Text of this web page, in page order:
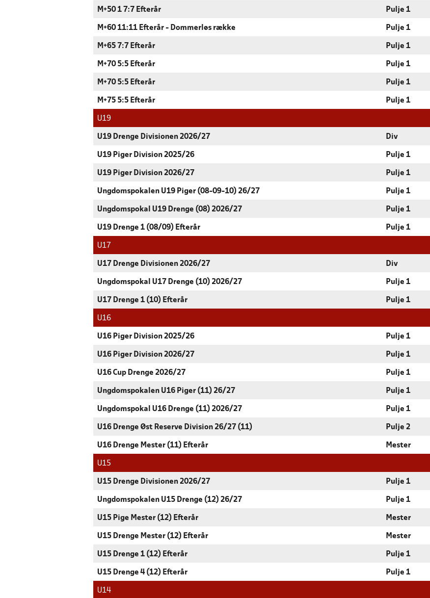
M+50 1 7:7 Efterår Pulje 1
M+60 11:11 Efterår - Dommerløs række Pulje 1
M+65 7:7 Efterår Pulje 1
M+70 5:5 Efterår Pulje 1
M+70 5:5 Efterår Pulje 1
M+75 5:5 Efterår Pulje 1
U19
U19 Drenge Divisionen 2026/27 Div
U19 Piger Division 2025/26 Pulje 1
U19 Piger Division 2026/27 Pulje 1
Ungdomspokalen U19 Piger (08-09-10) 26/27 Pulje 1
Ungdomspokal U19 Drenge (08) 2026/27 Pulje 1
U19 Drenge 1 (08/09) Efterår Pulje 1
U17
U17 Drenge Divisionen 2026/27 Div
Ungdomspokal U17 Drenge (10) 2026/27 Pulje 1
U17 Drenge 1 (10) Efterår Pulje 1
U16
U16 Piger Division 2025/26 Pulje 1
U16 Piger Division 2026/27 Pulje 1
U16 Cup Drenge 2026/27 Pulje 1
Ungdomspokalen U16 Piger (11) 26/27 Pulje 1
Ungdomspokal U16 Drenge (11) 2026/27 Pulje 1
U16 Drenge Øst Reserve Division 26/27 (11) Pulje 2
U16 Drenge Mester (11) Efterår Mester
U15
U15 Drenge Divisionen 2026/27 Pulje 1
Ungdomspokalen U15 Drenge (12) 26/27 Pulje 1
U15 Pige Mester (12) Efterår Mester
U15 Drenge Mester (12) Efterår Mester
U15 Drenge 1 (12) Efterår Pulje 1
U15 Drenge 4 (12) Efterår Pulje 1
U14